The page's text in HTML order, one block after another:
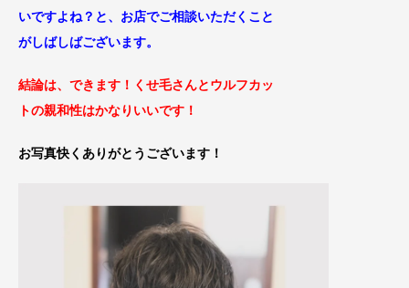
いですよね？と、お店でご相談いただくこと
がしばしばございます。
結論は、できます！くせ毛さんとウルフカッ
トの親和性はかなりいいです！
お写真快くありがとうございます！